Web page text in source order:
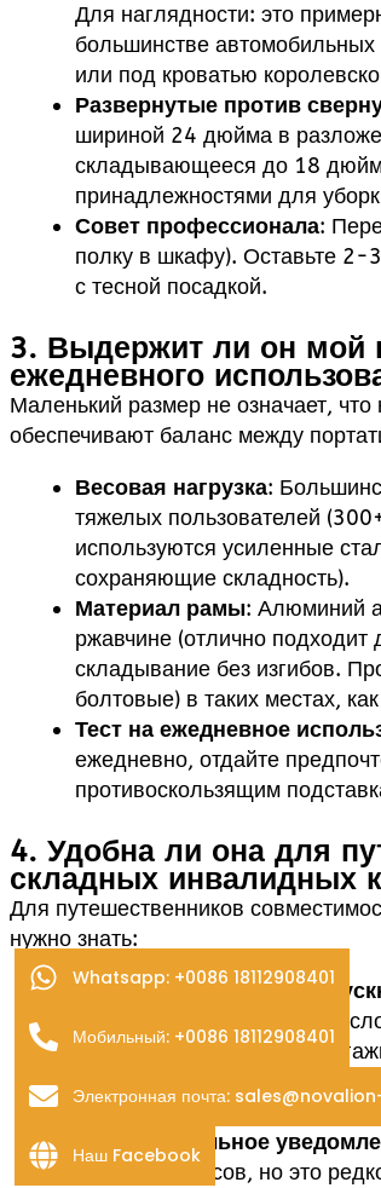
Для наглядности: это
большинстве
или под кроватью
Развернутые против
шириной 24 дюйма в
складывающееся до 18
принадлежностями для
Совет профессионала:
полку в шкафу). Оставьте 2-
с тесной посадкой.
3. Выдержит ли он мой
ежедневного
Маленький размер не означает,
обеспечивают баланс между
Весовая нагрузка:
тяжелых пользователей
используются усиленные
сохраняющие складность).
Материал рамы: Алюминий
ржавчине (отлично
складывание без изгибов.
болтовые) в таких местах,
Тест на ежедневное
ежедневно, отдайте
противоскользящим
4. Удобна ли она для
складных инвалидных
Для путешественников
нужно знать:
Носильные вещи и
менее 22x14x9 дюймов (в
помещаются в верхние
дюймов) должны проходить
плату за оборудование для
Предварительное
этом за 48 часов, но это
Whatsapp: +0086 18112908401
Мобильный: +0086 18112908401
Электронная почта:
Наш Facebook